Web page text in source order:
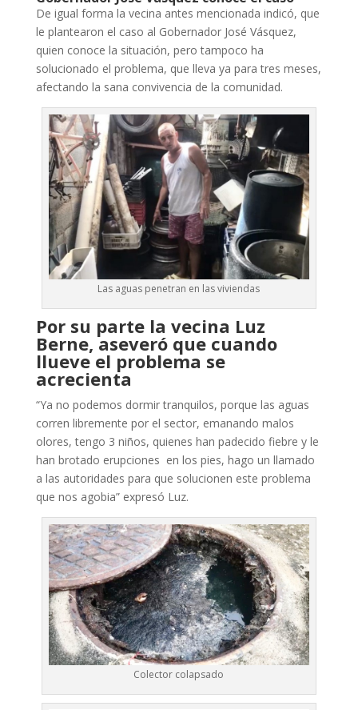
De igual forma la vecina antes mencionada indicó, que
le plantearon el caso al Gobernador José Vásquez,
quien conoce la situación, pero tampoco ha
solucionado el problema, que lleva ya para tres meses,
afectando la sana convivencia de la comunidad.
Las aguas penetran en las viviendas
Por su parte la vecina Luz
Berne, aseveró que cuando
llueve el problema se
acrecienta
“Ya no podemos dormir tranquilos, porque las aguas
corren libremente por el sector, emanando malos
olores, tengo 3 niños, quienes han padecido fiebre y le
han brotado erupciones en los pies, hago un llamado
a las autoridades para que solucionen este problema
que nos agobia” expresó Luz.
Colector colapsado